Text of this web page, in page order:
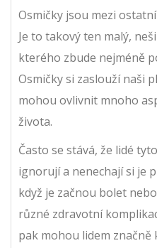
Osmičky jsou mezi
Je to takový ten malý,
kterého zbude nejméně
Osmičky si zaslouží naši
mohou ovlivnit mnoho
života.
Často se stává, že lidé
ignorují a nenechají si je
když je začnou bolet
různé zdravotní
pak mohou lidem